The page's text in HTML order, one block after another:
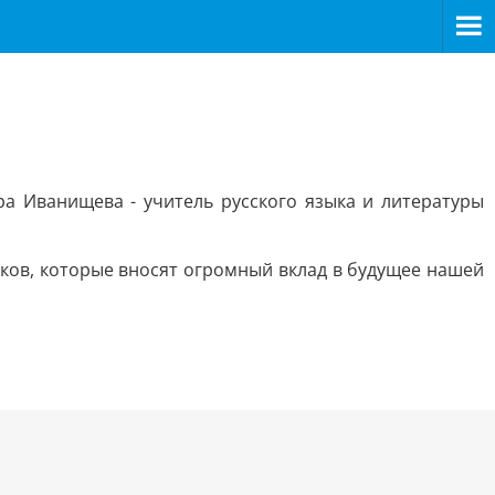
Иванищева - учитель русского языка и литературы
которые вносят огромный вклад в будущее нашей